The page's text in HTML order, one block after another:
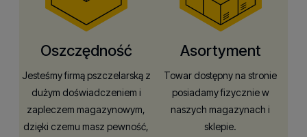
Oszczędność
Jesteśmy firmą pszczelarską z
dużym doświadczeniem i
zapleczem magazynowym,
dzięki czemu masz pewność,
Asortyment
Towar dostępny na stronie
posiadamy fizycznie w
naszych magazynach i
sklepie.